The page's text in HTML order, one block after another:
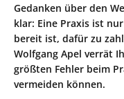
Gedanken über den
klar: Eine Praxis ist
bereit ist, dafür zu
Wolfgang Apel verrät
größten Fehler beim
vermeiden können.